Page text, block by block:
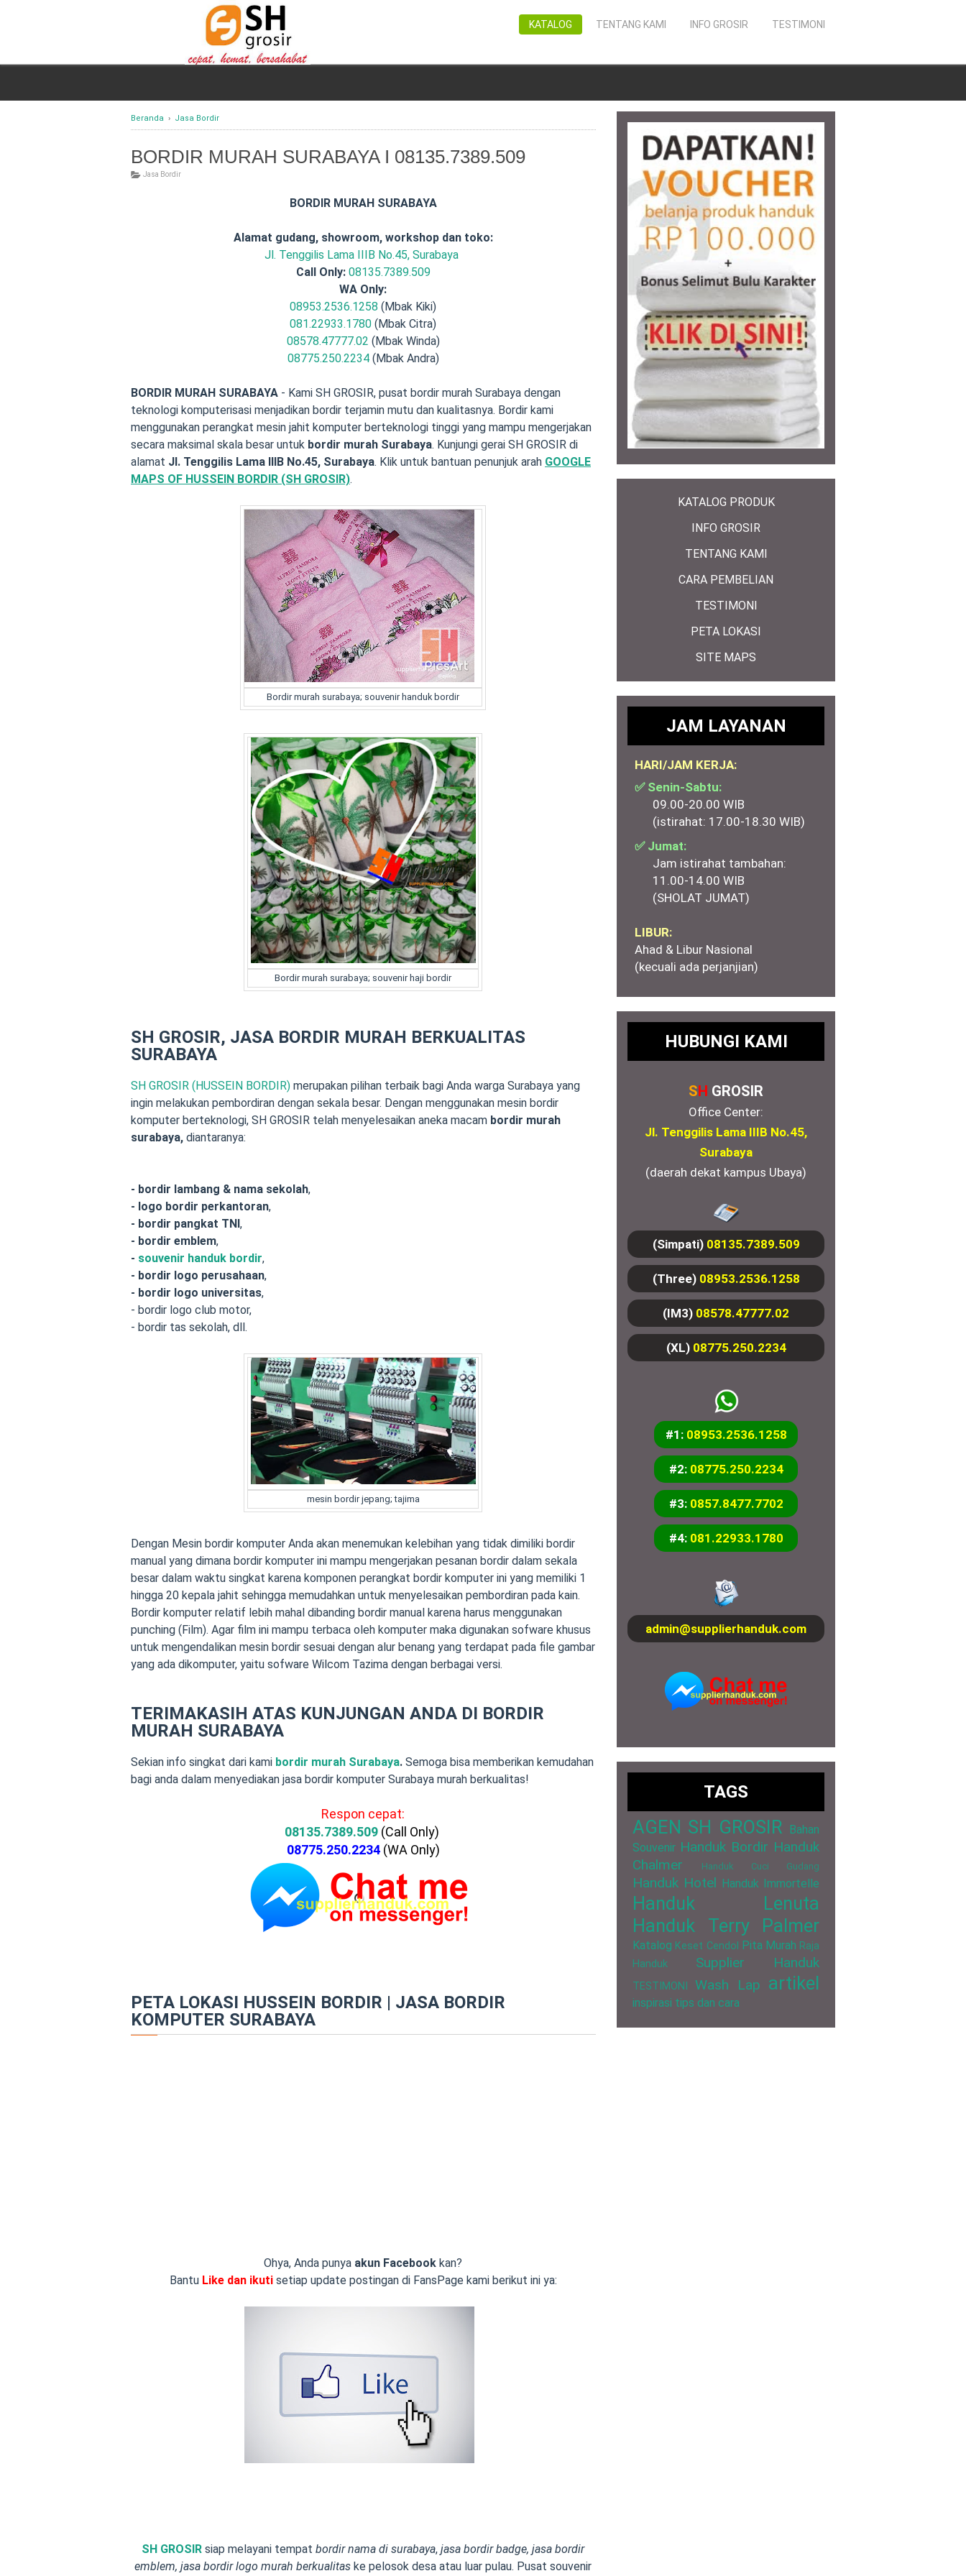
TESTIMONI
INFO GROSIR
TENTANG KAMI
KATALOG
Beranda › Jasa Bordir
BORDIR MURAH SURABAYA I 08135.7389.509
Jasa Bordir
BORDIR MURAH SURABAYA
Alamat gudang, showroom, workshop dan toko:
Jl. Tenggilis Lama IIIB No.45, Surabaya
Call Only: 08135.7389.509
WA Only:
08953.2536.1258 (Mbak Kiki)
081.22933.1780 (Mbak Citra)
08578.47777.02 (Mbak Winda)
08775.250.2234(Mbak Andra)
BORDIR MURAH SURABAYA - Kami SH GROSIR, pusat bordir murah Surabaya dengan
teknologi komputerisasi menjadikan bordir terjamin mutu dan kualitasnya. Bordir kami
menggunakan perangkat mesin jahit komputer berteknologi tinggi yang mampu mengerjakan
secara maksimal skala besar untuk bordir murah Surabaya. Kunjungi gerai SH GROSIR di
alamat Jl. Tenggilis Lama IIIB No.45, Surabaya. Klik untuk bantuan penunjuk arah GOOGLE
MAPS OF HUSSEIN BORDIR (SH GROSIR).
Bordir murah surabaya; souvenir handuk bordir
Bordir murah surabaya; souvenir haji bordir
SH GROSIR, JASA BORDIR MURAH BERKUALITAS
SURABAYA
SH GROSIR (HUSSEIN BORDIR) merupakan pilihan terbaik bagi Anda warga Surabaya yang
ingin melakukan pembordiran dengan sekala besar. Dengan menggunakan mesin bordir
komputer berteknologi, SH GROSIR telah menyelesaikan aneka macam bordir murah
surabaya, diantaranya:
- bordir lambang & nama sekolah,
- logo bordir perkantoran,
- bordir pangkat TNI,
- bordir emblem,
- souvenir handuk bordir,
- bordir logo perusahaan,
- bordir logo universitas,
- bordir logo club motor,
- bordir tas sekolah, dll.
mesin bordir jepang; tajima
Dengan Mesin bordir komputer Anda akan menemukan kelebihan yang tidak dimiliki bordir
manual yang dimana bordir komputer ini mampu mengerjakan pesanan bordir dalam sekala
besar dalam waktu singkat karena komponen perangkat bordir komputer ini yang memiliki 1
hingga 20 kepala jahit sehingga memudahkan untuk menyelesaikan pembordiran pada kain.
Bordir komputer relatif lebih mahal dibanding bordir manual karena harus menggunakan
punching (Film). Agar film ini mampu terbaca oleh komputer maka digunakan sofware khusus
untuk mengendalikan mesin bordir sesuai dengan alur benang yang terdapat pada file gambar
yang ada dikomputer, yaitu sofware Wilcom Tazima dengan berbagai versi.
TERIMAKASIH ATAS KUNJUNGAN ANDA DI BORDIR
MURAH SURABAYA
Sekian info singkat dari kami bordir murah Surabaya. Semoga bisa memberikan kemudahan
bagi anda dalam menyediakan jasa bordir komputer Surabaya murah berkualitas!
Respon cepat:
08135.7389.509(Call Only)
08775.250.2234(WA Only)
PETA LOKASI HUSSEIN BORDIR | JASA BORDIR
KOMPUTER SURABAYA
Ohya, Anda punya akun Facebook kan?
Bantu Like dan ikutisetiap update postingan di FansPage kami berikut ini ya:
SH GROSIR siap melayani tempatbordir nama di surabaya,jasa bordir badge, jasa bordir
emblem, jasa bordir logo murah berkualitas ke pelosok desa atau luar pulau. Pusat souvenir
KATALOG PRODUK
INFO GROSIR
TENTANG KAMI
CARA PEMBELIAN
TESTIMONI
PETA LOKASI
SITE MAPS
JAM LAYANAN
HARI/JAM KERJA:
✅ Senin-Sabtu:
09.00-20.00 WIB
(istirahat: 17.00-18.30 WIB)
✅ Jumat:
Jam istirahat tambahan:
11.00-14.00 WIB
(SHOLAT JUMAT)
LIBUR:
Ahad & Libur Nasional
(kecuali ada perjanjian)
HUBUNGI KAMI
SH GROSIR
Office Center:
Jl. Tenggilis Lama IIIB No.45,
Surabaya
(daerah dekat kampus Ubaya)
(Simpati) 08135.7389.509
(Three) 08953.2536.1258
(IM3) 08578.47777.02
(XL) 08775.250.2234
#1: 08953.2536.1258
#2: 08775.250.2234
#3: 0857.8477.7702
#4: 081.22933.1780
admin@supplierhanduk.com
TAGS
AGEN SH GROSIR Bahan
Souvenir Handuk Bordir Handuk
Chalmer
Handuk Cuci Gudang
Handuk Hotel Handuk Immortelle
Handuk Lenuta
Handuk Terry Palmer
Katalog Keset Cendol Pita Murah Raja
Handuk
Supplier Handuk
TESTIMONI Wash Lap artikel
inspirasi tips dan cara